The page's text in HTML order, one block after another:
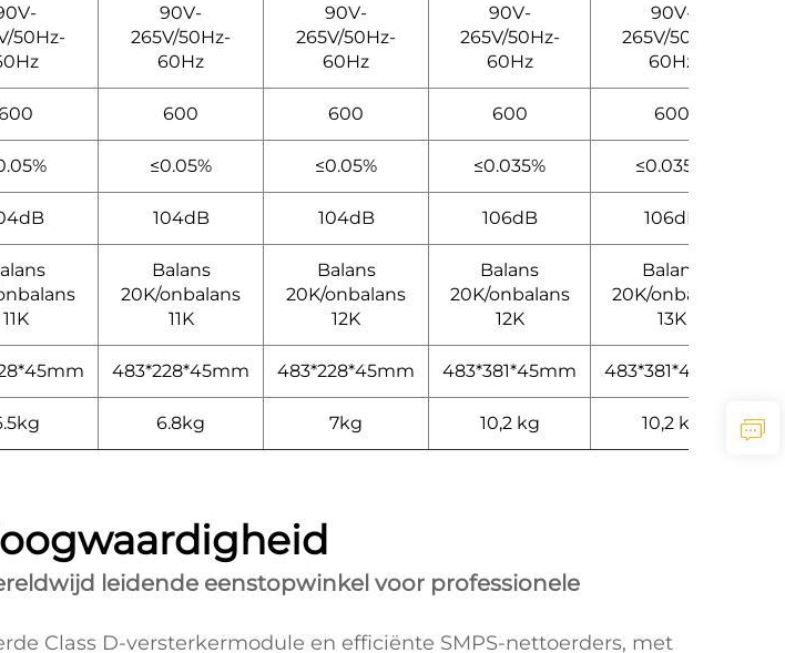
50Hz-
90V-
265V/50Hz-
60Hz
90V-
265V/50Hz-
60Hz
90V-
265V/50Hz-
60Hz
90V-
265V/50Hz-
60Hz
600 600 600 600
≤0.05% ≤0.05% ≤0.035% ≤0.035%
104dB 104dB 106dB 106dB
11K
Balans
20K/onbalans
11K
Balans
20K/onbalans
12K
Balans
20K/onbalans
12K
Balans
20K/onbalans
13K
483*228*45mm 483*228*45mm 483*381*45mm 483*381*45mm
6.8kg 7kg 10,2 kg 10,2 kg
leidende eenstopwinkel voor professionele
Class D-versterkermodule en efficiënte SMPS-nettoerders, met